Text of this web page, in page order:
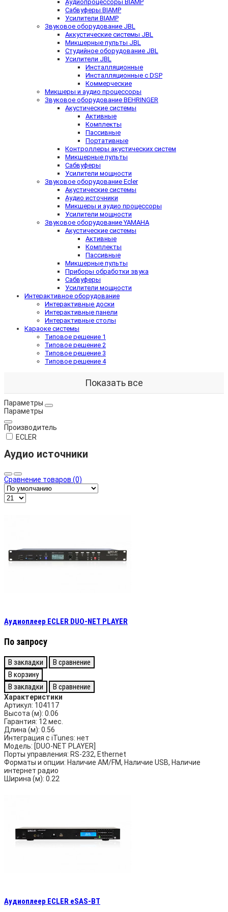
Аудиопроцессоры BIAMP
Сабвуферы BIAMP
Усилители BIAMP
Звуковое оборудование JBL
Аккустические системы JBL
Микшерные пульты JBL
Студийное оборудование JBL
Усилители JBL
Инсталляционные
Инсталляционные с DSP
Коммерческие
Микшеры и аудио процессоры
Звуковое оборудование BEHRINGER
Акустические системы
Активные
Комплекты
Пассивные
Портативные
Контроллеры акустических систем
Микшерные пульты
Сабвуферы
Усилители мощности
Звуковое оборудование Ecler
Акустические системы
Аудио источники
Микшеры и аудио процессоры
Усилители мощности
Звуковое оборудование YAMAHA
Акустические системы
Активные
Комплекты
Пассивные
Микшерные пульты
Приборы обработки звука
Сабвуферы
Усилители мощности
Интерактивное оборудование
Интерактивные доски
Интерактивные панели
Интерактивные столы
Караоке системы
Типовое решение 1
Типовое решение 2
Типовое решение 3
Типовое решение 4
Показать все
Параметры
Параметры
Производитель
ECLER
Аудио источники
Сравнение товаров (0)
Аудиоплеер ECLER DUO-NET PLAYER
По запросу
В закладки
В сравнение
В корзину
В закладки
В сравнение
Характеристики
Артикул: 104117
Высота (м): 0.06
Гарантия: 12 мес.
Длина (м): 0.56
Интеграция с iTunes: нет
Модель: [DUO-NET PLAYER]
Порты управления: RS-232, Ethernet
Форматы и опции: Наличие AM/FM, Наличие USB, Наличие
интернет радио
Ширина (м): 0.22
Аудиоплеер ECLER eSAS-BT